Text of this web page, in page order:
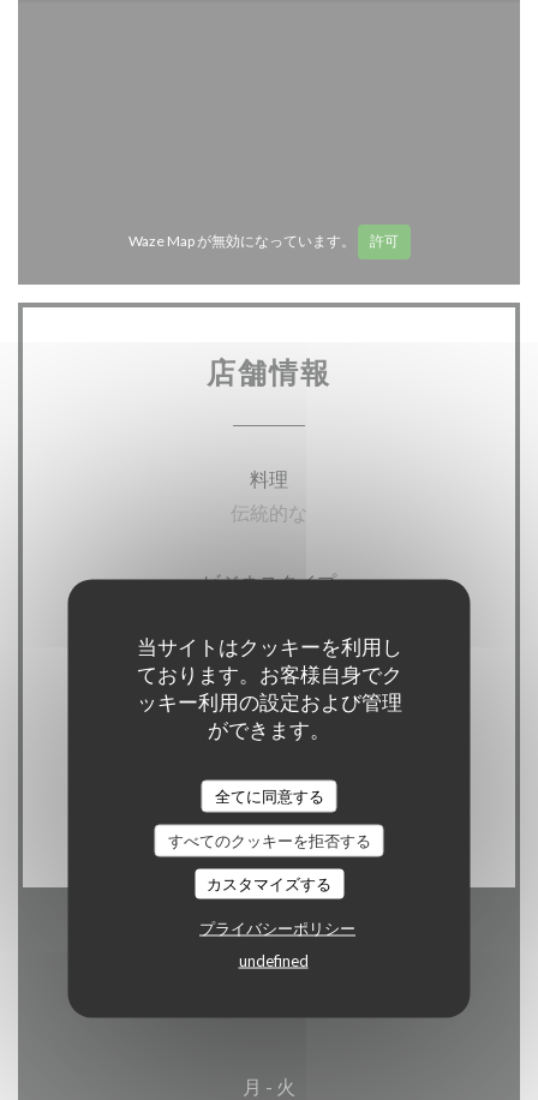
当サイトはクッキーを利用し
ております。お客様自身でク
ッキー利用の設定および管理
ができます。
全てに同意する
すべてのクッキーを拒否する
カスタマイズする
プライバシーポリシー
undefined
Waze Map が無効になっています。 許可
店舗情報
料理
伝統的な
ビジネスタイプ
サービス
イベント, バリアフリーアクセス, テラス
ご利用可能なお支払い方法
ビザ
営業時間
月 - 火